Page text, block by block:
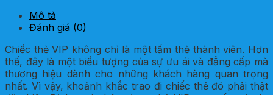
Mô tả
Đánh giá (0)
Chiếc thẻ VIP không chỉ là một tấm thẻ thành viên. Hơn
thế, đây là một biểu tượng của sự ưu ái và đẳng cấp mà
thương hiệu dành cho những khách hàng quan trọng
nhất. Vì vậy, khoảnh khắc trao đi chiếc thẻ đó phải thật